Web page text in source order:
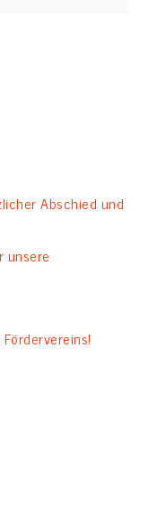
Abschied und
unsere